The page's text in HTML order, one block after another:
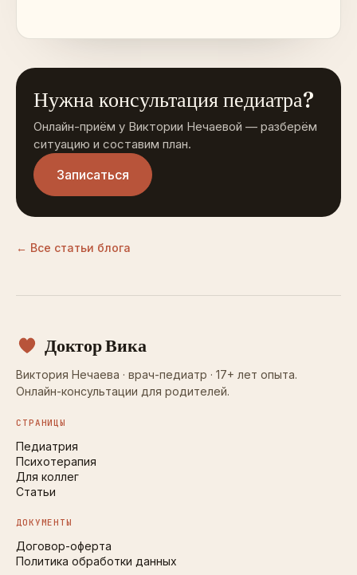
Нужна консультация педиатра?
Онлайн-приём у Виктории Нечаевой — разберём
ситуацию и составим план.
Записаться
← Все статьи блога
Доктор Вика
Виктория Нечаева · врач-педиатр · 17+ лет опыта.
Онлайн-консультации для родителей.
СТРАНИЦЫ
Педиатрия
Психотерапия
Для коллег
Статьи
ДОКУМЕНТЫ
Договор-оферта
Политика обработки данных